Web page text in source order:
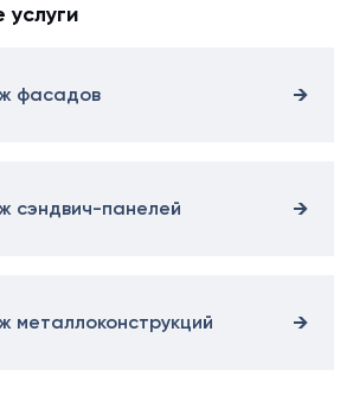
фасадов
сэндвич-панелей
металлоконструкций